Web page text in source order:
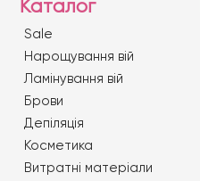
Каталог
Sale
Нарощування вій
Ламінування вій
Брови
Депіляція
Косметика
Витратні матеріали